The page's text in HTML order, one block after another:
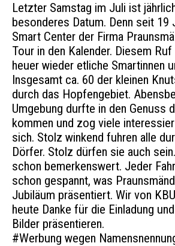
Letzter Samstag im Juli ist
besonderes Datum. Denn seit 19
Smart Center der Firma
Tour in den Kalender. Diesem
heuer wieder etliche Smartinnen
Insgesamt ca. 60 der kleinen
durch das Hopfengebiet.
Umgebung durfte in den Genuss
kommen und zog viele
sich. Stolz winkend fuhren alle
Dörfer. Stolz dürfen sie auch
schon bemerkenswert. Jeder
schon gespannt, was
Jubiläum präsentiert. Wir von
heute Danke für die Einladung
Bilder präsentieren.
#Werbung wegen